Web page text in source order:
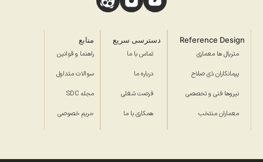
Reference Design
متریال ها معماری
پیمانکاران ذی صلاح
نیروها فنی و تخصصی
معماران منتخب
دسترسی سریع
تماس با ما
درباره ما
فرصت شغلی
همکاری با ما
منابع
راهنما و قوانین
سوالات متداول
مجله SDC
حریم خصوصی